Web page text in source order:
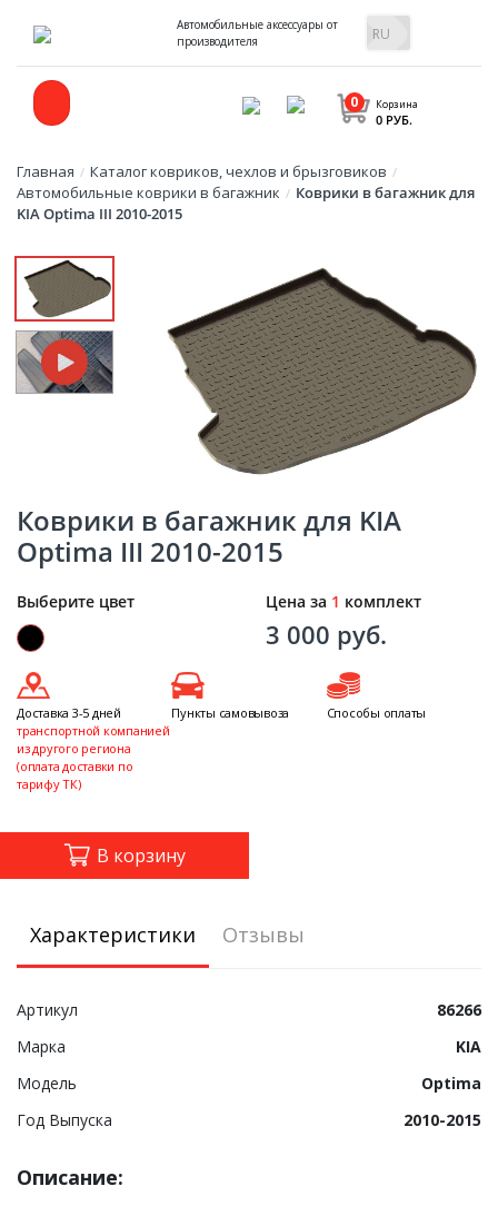
Автомобильные аксессуары от
производителя
Корзина
0
0 РУБ.
Главная / Каталог ковриков, чехлов и брызговиков /
Автомобильные коврики в багажник / Коврики в багажник для
KIA Optima III 2010-2015
Коврики в багажник для KIA
Optima III 2010-2015
Выберите цвет Цена за 1 комплект
3 000 руб.
В корзину
Доставка 3-5 дней
транспортной компанией
из другого региона
(оплата доставки по
тарифу ТК)
Пункты самовывоза Способы оплаты
Характеристики Отзывы
Артикул
86266
Марка
KIA
Модель
Optima
Год Выпуска
2010-2015
Описание: